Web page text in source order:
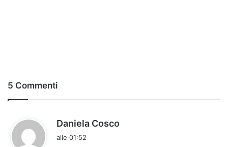
5 Commenti
Daniela Cosco
alle 01:52